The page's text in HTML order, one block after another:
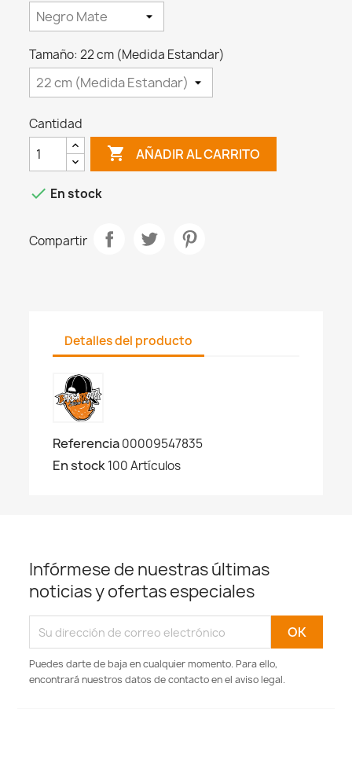
Tamaño: 22 cm (Medida Estandar)
Cantidad
 AÑADIR AL CARRITO
 En stock
Compartir
Detalles del producto
Referencia00009547835
En stock100 Artículos
Infórmese de nuestras últimas
noticias y ofertas especiales
Puedes darte de baja en cualquier momento. Para ello,
encontrará nuestros datos de contacto en el aviso legal.